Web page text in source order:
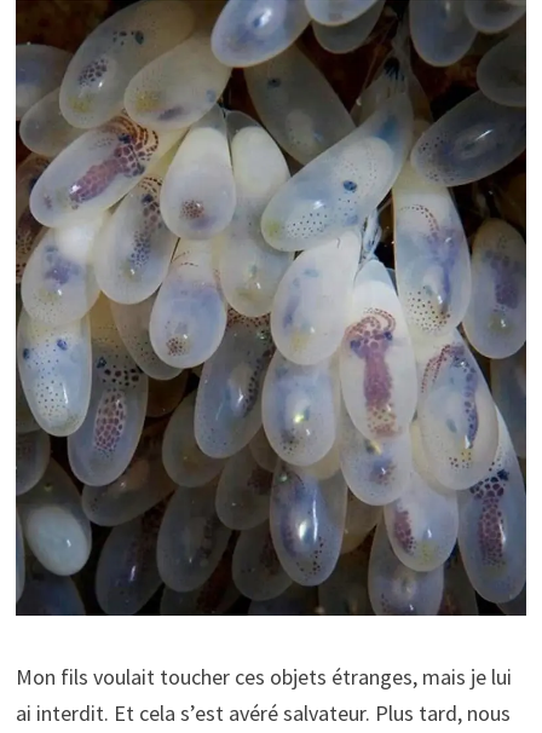
Mon fils voulait toucher ces objets étranges, mais je lui
ai interdit. Et cela s’est avéré salvateur. Plus tard, nous